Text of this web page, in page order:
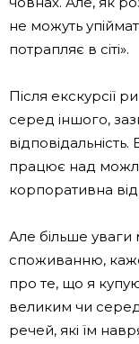
не можуть
потрапляє в сіті».
Після екскурсії
серед іншого,
працює над
корпоративна
Але більше
споживанню,
про те, що я
великим чи
речей, які їм